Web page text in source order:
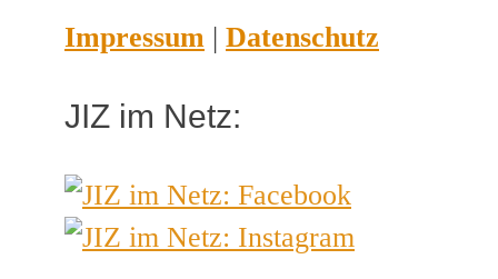
Impressum | Datenschutz
JIZ im Netz: